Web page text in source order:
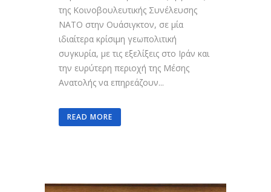
της Κοινοβουλευτικής Συνέλευσης
ΝΑΤΟ στην Ουάσιγκτον, σε μία
ιδιαίτερα κρίσιμη γεωπολιτική
συγκυρία, με τις εξελίξεις στο Ιράν και
την ευρύτερη περιοχή της Μέσης
Ανατολής να επηρεάζουν...
READ MORE